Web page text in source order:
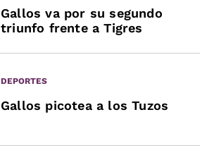
Gallos va por su segundo
triunfo frente a Tigres
DEPORTES
Gallos picotea a los Tuzos